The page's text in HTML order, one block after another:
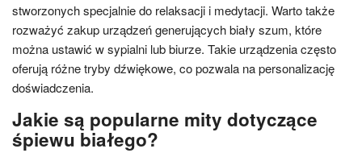
stworzonych specjalnie do relaksacji i medytacji. Warto także
rozważyć zakup urządzeń generujących biały szum, które
można ustawić w sypialni lub biurze. Takie urządzenia często
oferują różne tryby dźwiękowe, co pozwala na personalizację
doświadczenia.
Jakie są popularne mity dotyczące
śpiewu białego?